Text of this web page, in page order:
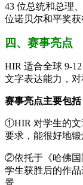
43 位总统和总理
位诺贝尔和平奖获
四、赛事亮点
HIR 适合全球 9-
文字表达能力，对
赛事亮点主要包括
①HIR 对学生的文
要求，能很好地锻
②依托于《哈佛国
学生获胜后的作
景。